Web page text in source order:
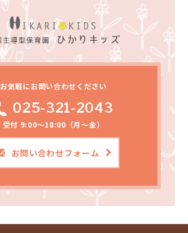
お気軽にお問い合わせください
025-321-2043
受付 9:00～18:00（月～金）
お問い合わせフォーム